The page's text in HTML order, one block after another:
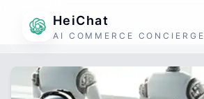
HeiChat
AI COMMERCE CONCIERGE